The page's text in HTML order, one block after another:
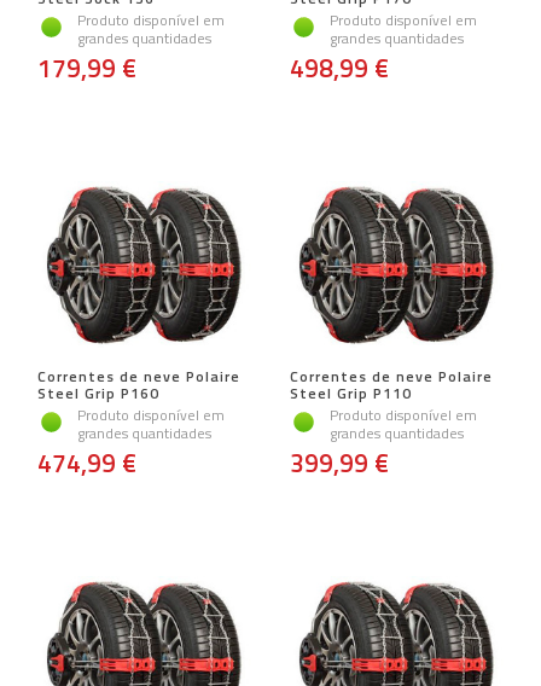
Produto disponível em
grandes quantidades
179,99 €
Produto disponível em
grandes quantidades
498,99 €
Correntes de neve Polaire
Steel Grip P160
Produto disponível em
grandes quantidades
474,99 €
Correntes de neve Polaire
Steel Grip P110
Produto disponível em
grandes quantidades
399,99 €